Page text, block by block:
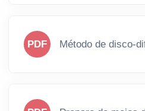
PDF Método de disco-